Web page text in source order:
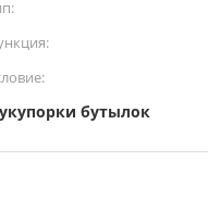
бутылок